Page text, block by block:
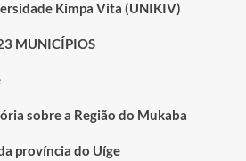
Kimpa Vita (UNIKIV)
MUNICÍPIOS
sobre a Região do Mukaba
província do Uíge